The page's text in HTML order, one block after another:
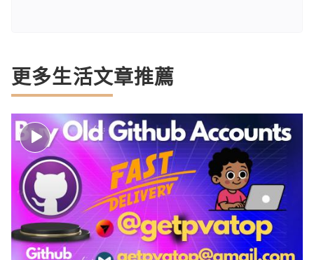
更多生活文章推薦